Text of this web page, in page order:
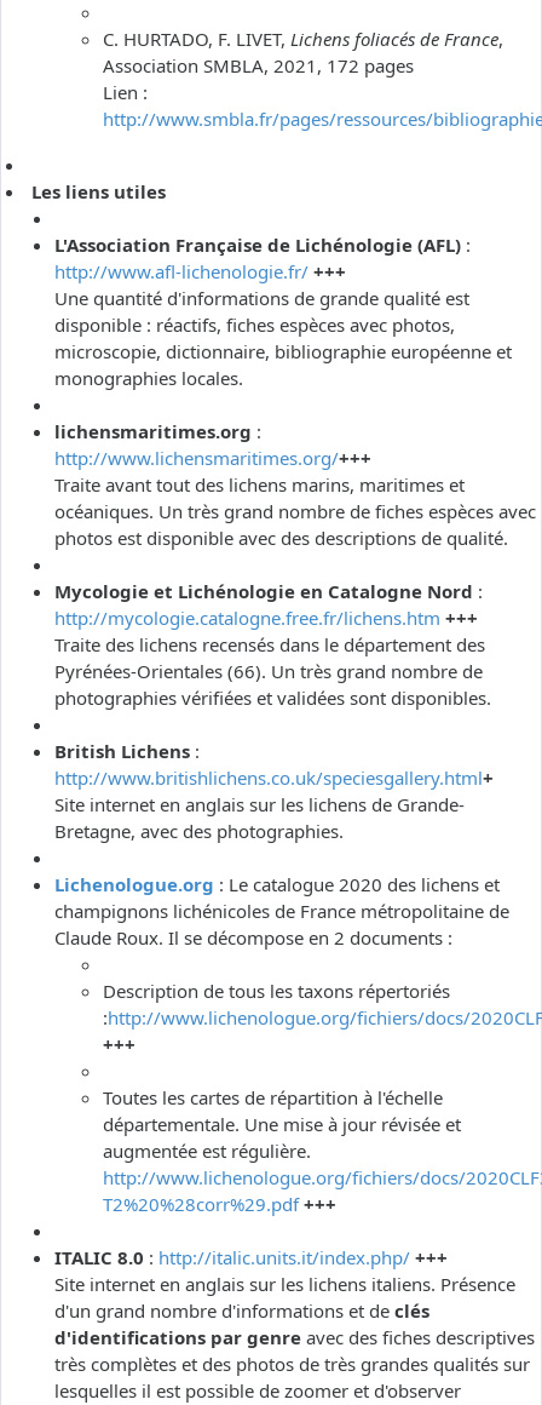
C. HURTADO, F. LIVET, Lichens foliacés de France,
Association SMBLA, 2021, 172 pages
Lien :
http://www.smbla.fr/pages/ressources/
Les liens utiles
L'Association Française de Lichénologie (AFL) :
http://www.afl-lichenologie.fr/ +++
Une quantité d'informations de grande qualité est
disponible : réactifs, fiches espèces avec photos,
microscopie, dictionnaire, bibliographie européenne et
monographies locales.
lichensmaritimes.org :
http://www.lichensmaritimes.org/+++
Traite avant tout des lichens marins, maritimes et
océaniques. Un très grand nombre de fiches espèces avec
photos est disponible avec des descriptions de qualité.
Mycologie et Lichénologie en Catalogne Nord :
http://mycologie.catalogne.free.fr/lichens.htm +++
Traite des lichens recensés dans le département des
Pyrénées-Orientales (66). Un très grand nombre de
photographies vérifiées et validées sont disponibles.
British Lichens :
http://www.britishlichens.co.uk/speciesgallery.html+
Site internet en anglais sur les lichens de Grande-
Bretagne, avec des photographies.
Lichenologue.org : Le catalogue 2020 des lichens et
champignons lichénicoles de France métropolitaine de
Claude Roux. Il se décompose en 2 documents :
Description de tous les taxons répertoriés
:http://www.lichenologue.org/fichiers/docs/
+++
Toutes les cartes de répartition à l'échelle
départementale. Une mise à jour révisée et
augmentée est régulière.
http://www.lichenologue.org/fichiers/docs/
T2%20%28corr%29.pdf +++
ITALIC 8.0 : http://italic.units.it/index.php/ +++
Site internet en anglais sur les lichens italiens. Présence
d'un grand nombre d'informations et de clés
d'identifications par genre avec des fiches descriptives
très complètes et des photos de très grandes qualités sur
lesquelles il est possible de zoomer et d'observer